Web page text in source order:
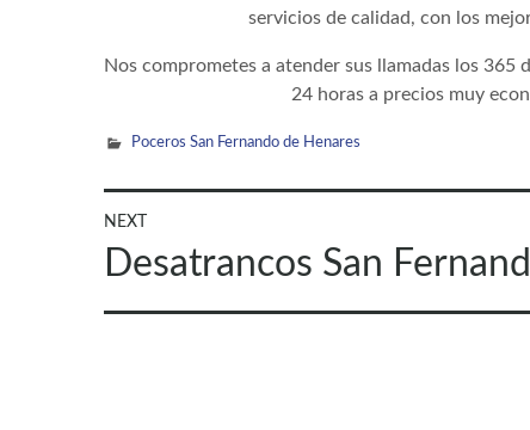
servicios de calidad, con los
Nos comprometes a atender sus llamadas los 365
24 horas a precios muy
Poceros San Fernando de Henares
Navegación
de
entradas
NEXT
Next
post:
Desatrancos San